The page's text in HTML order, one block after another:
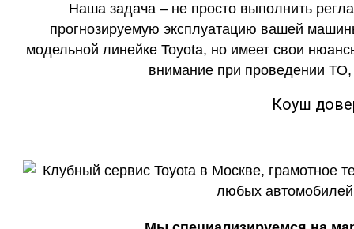
Наша задача – не просто выполнить
прогнозируемую эксплуатацию вашей
модельной линейке Toyota, но имеет свои
внимание при проведении
Коуш